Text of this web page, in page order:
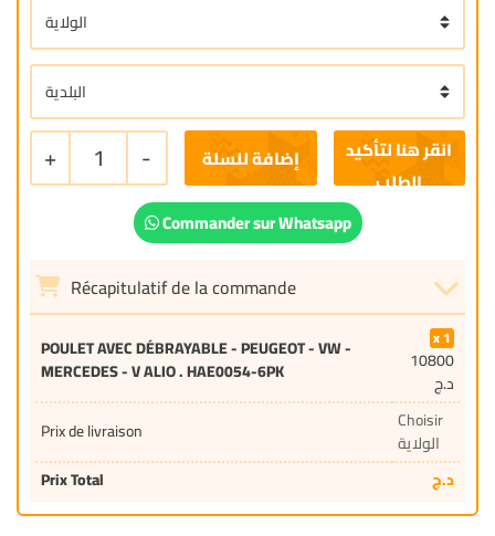
+ 1 - إضافة للسلة
Commander sur Whatsapp
Récapitulatif de la commande
POULET AVEC DÉBRAYABLE - PEUGEOT - VW -
MERCEDES - V ALIO . HAE0054-6PK
1
10800
د.ج
Prix de livraison
Choisir
الولاية
Prix Total
د.ج